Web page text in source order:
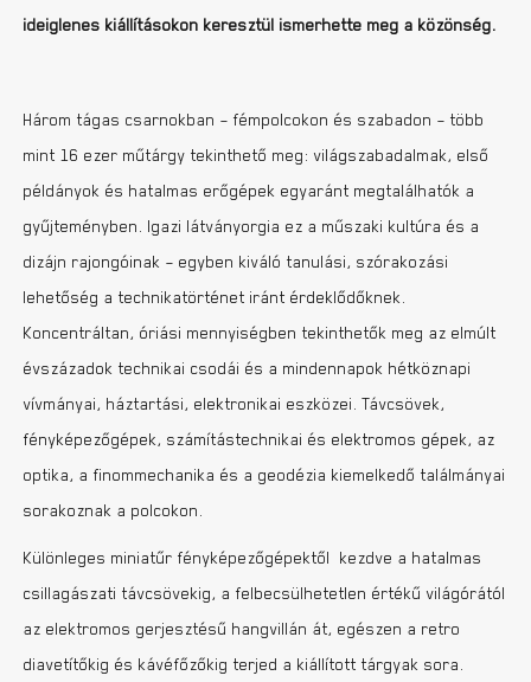
ideiglenes kiállításokon keresztül ismerhette meg a közönség.
Három tágas csarnokban – fémpolcokon és szabadon – több
mint 16 ezer műtárgy tekinthető meg: világszabadalmak, első
példányok és hatalmas erőgépek egyaránt megtalálhatók a
gyűjteményben. Igazi látványorgia ez a műszaki kultúra és a
dizájn rajongóinak – egyben kiváló tanulási, szórakozási
lehetőség a technikatörténet iránt érdeklődőknek.
Koncentráltan, óriási mennyiségben tekinthetők meg az elmúlt
évszázadok technikai csodái és a mindennapok hétköznapi
vívmányai, háztartási, elektronikai eszközei. Távcsövek,
fényképezőgépek, számítástechnikai és elektromos gépek, az
optika, a finommechanika és a geodézia kiemelkedő találmányai
sorakoznak a polcokon.
Különleges miniatűr fényképezőgépektől kezdve a hatalmas
csillagászati távcsövekig, a felbecsülhetetlen értékű világórától
az elektromos gerjesztésű hangvillán át, egészen a retro
diavetítőkig és kávéfőzőkig terjed a kiállított tárgyak sora.